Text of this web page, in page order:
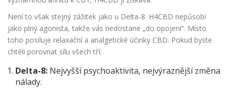
Není to však stejný zážitek jako u Delta-8. H4CBD nepůsobí
jako plný agonista, takže vás nedostane „do opojení“. Místo
toho posiluje relaxační a analgetické účinky CBD. Pokud byste
chtěli porovnat sílu všech tří:
Delta-8: Nejvyšší psychoaktivita, nejvýraznější změna
nálady.